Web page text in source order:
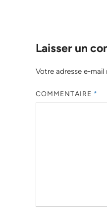
Laisser un
Votre adresse e-mail
COMMENTAIRE *